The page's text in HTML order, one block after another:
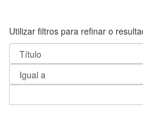
Utilizar filtros para refinar o